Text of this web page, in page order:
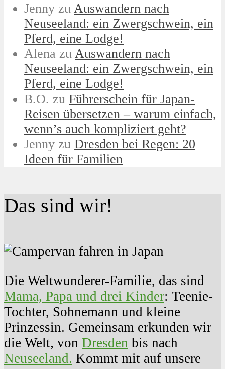
Jenny zu Auswandern nach
Neuseeland: ein Zwergschwein, ein
Pferd, eine Lodge!
Alena zu Auswandern nach
Neuseeland: ein Zwergschwein, ein
Pferd, eine Lodge!
B.O. zu Führerschein für Japan-
Reisen übersetzen – warum einfach,
wenn’s auch kompliziert geht?
Jenny zu Dresden bei Regen: 20
Ideen für Familien
Das sind wir!
Die Weltwunderer-Familie, das sind
Mama, Papa und drei Kinder: Teenie-
Tochter, Sohnemann und kleine
Prinzessin. Gemeinsam erkunden wir
die Welt, von Dresden bis nach
Neuseeland. Kommt mit auf unsere